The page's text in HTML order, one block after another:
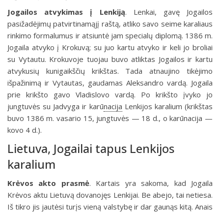
Jogailos atvykimas į Lenkiją. Lenkai, gavę Jogailos
pasižadėjimų patvirtinamąjį raštą, atliko savo seime karaliaus
rinkimo formalumus ir atsiuntė jam specialų diplomą. 1386 m.
Jogaila atvyko į Krokuvą; su juo kartu atvyko ir keli jo broliai
su Vytautu. Krokuvoje tuojau buvo atliktas Jogailos ir kartu
atvykusių kunigaikščių krikštas. Tada atnaujino tikėjimo
išpažinimą ir Vytautas, gaudamas Aleksandro vardą. Jogaila
prie krikšto gavo Vladislovo vardą. Po krikšto įvyko jo
jungtuvės su Jadvyga ir karūnacija Lenkijos karalium (krikštas
buvo 1386 m. vasario 15, jungtuvės — 18 d., o karūnacija —
kovo 4 d.).
Lietuva, Jogailai tapus Lenkijos
karalium
Krėvos akto prasmė. Kartais yra sakoma, kad Jogaila
Krėvos aktu Lietuvą dovanojęs Lenkijai. Be abejo, tai netiesa.
Iš tikro jis jautėsi turįs vieną valstybę ir dar gaunąs kitą. Anais